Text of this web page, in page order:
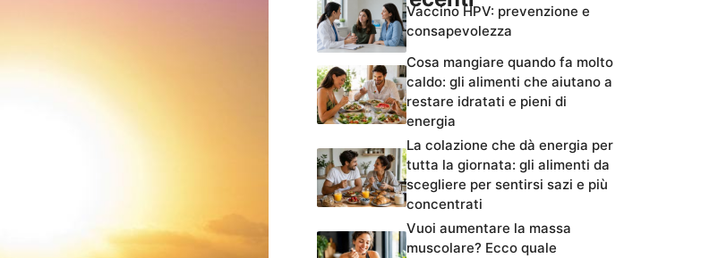
Vaccino HPV: prevenzione e
consapevolezza
Cosa mangiare quando fa molto
caldo: gli alimenti che aiutano a
restare idratati e pieni di
energia
La colazione che dà energia per
tutta la giornata: gli alimenti da
scegliere per sentirsi sazi e più
concentrati
Vuoi aumentare la massa
muscolare? Ecco quale